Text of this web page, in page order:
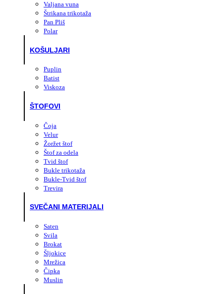
Valjana vuna
Štrikana trikotaža
Pan Pliš
Polar
KOŠULJARI
Puplin
Batist
Viskoza
ŠTOFOVI
Čoja
Velur
Žoržet štof
Štof za odela
Tvid štof
Bukle trikotaža
Bukle-Tvid štof
Trevira
SVEČANI MATERIJALI
Saten
Svila
Brokat
Šljokice
Mrežica
Čipka
Muslin